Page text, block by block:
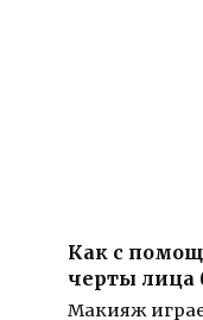
Как с
черты лица
Макияж